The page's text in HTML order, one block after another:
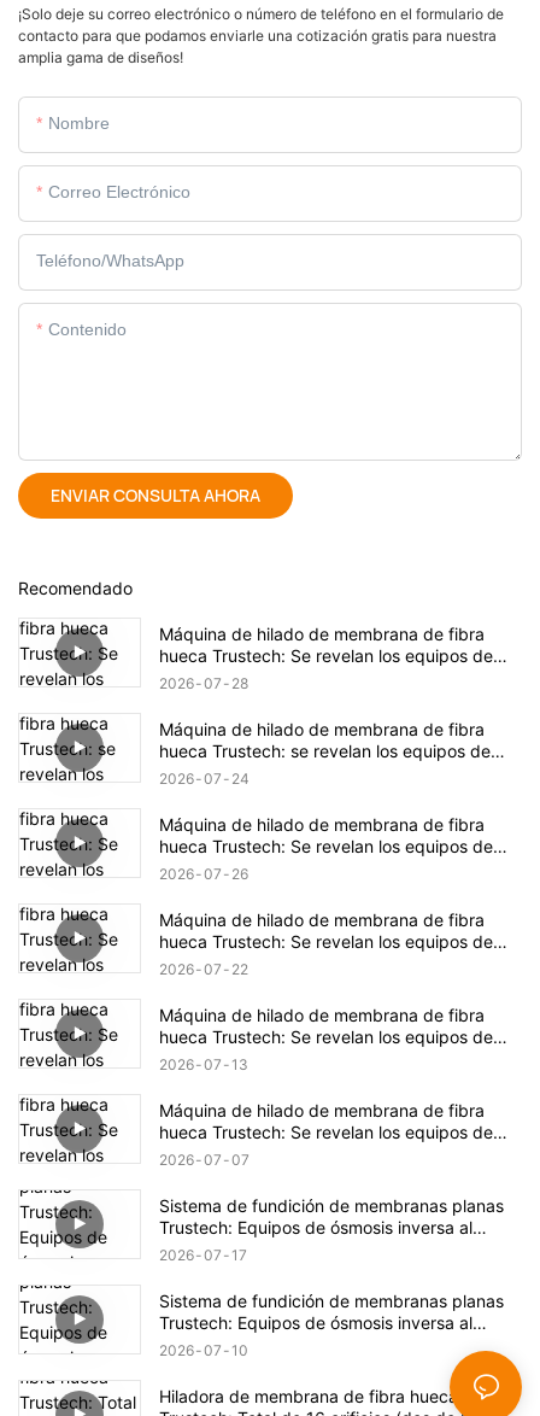
¡Solo deje su correo electrónico o número de teléfono en el formulario de
contacto para que podamos enviarle una cotización gratis para nuestra
amplia gama de diseños!
Nombre
Correo Electrónico
Teléfono/WhatsApp
Contenido
ENVIAR CONSULTA AHORA
Recomendado
Máquina de hilado de membrana de fibra
hueca Trustech: Se revelan los equipos de
hilado TIPS (17)
2026 07 28
Máquina de hilado de membrana de fibra
hueca Trustech: se revelan los equipos de
hilado TIPS (16)
2026 07 24
Máquina de hilado de membrana de fibra
hueca Trustech: Se revelan los equipos de
hilado de NIPS (18)
2026 07 26
Máquina de hilado de membrana de fibra
hueca Trustech: Se revelan los equipos de
hilado de NIPS (17)
2026 07 22
Máquina de hilado de membrana de fibra
hueca Trustech: Se revelan los equipos de
hilado de NIPS (16)
2026 07 13
Máquina de hilado de membrana de fibra
hueca Trustech: Se revelan los equipos de
hilado de NIPS (15)
2026 07 07
Sistema de fundición de membranas planas
Trustech: Equipos de ósmosis inversa al
descubierto (XIV)
2026 07 17
Sistema de fundición de membranas planas
Trustech: Equipos de ósmosis inversa al
descubierto (XIII)
2026 07 10
Hiladora de membrana de fibra hueca